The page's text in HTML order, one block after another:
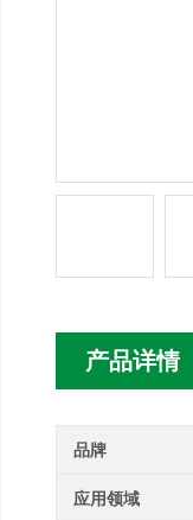
产品详情
品牌
应用领域